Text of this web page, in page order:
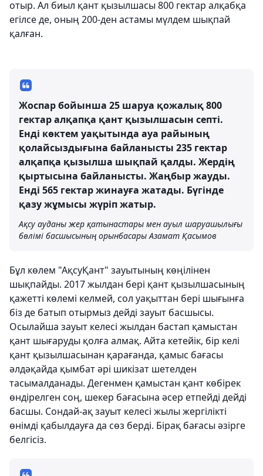
отыр. Ал биыл қант қызылшасы 800 гектар алқабқа
егілсе де, оның 200-ден астамы мүлдем шықпай
қалған.
Жоспар бойынша 25 шаруа қожалық 800
гектар алқапқа қант қызылшасын септі.
Енді көктем уақытында ауа райының
қолайсыздығына байланысты 235 гектар
алқапқа қызылша шықпай қалды. Жердің
қыртысына байланысты. Жаңбыр жауды.
Енді 565 гектар жинауға жатады. Бүгінде
қазу жұмысы жүріп жатыр.
Ақсу ауданы жер қатынастары мен ауыл шаруашылығы
бөлімі басшысының орынбасары Азамат Қасымов
Бұл көлем "АқсуҚант" зауытының көңілінен
шықпайды. 2017 жылдан бері қант қызылшасының
қажетті көлемі келмей, сол уақыттан бері шығынға
біз де батып отырмыз дейді зауыт басшысы.
Осылайша зауыт келесі жылдан бастап қамыстан
қант шығаруды қолға алмақ. Айта кетейік, бір келі
қант қызылшасынан қарағанда, қамыс бағасы
әлдәқайда қымбат әрі шикізат шетелден
тасымалданады. Дегенмен қамыстан қант көбірек
өндірелген соң, шекер бағасына әсер етпейді дейді
басшы. Сондай-ақ зауыт келесі жылы жергілікті
өнімді қабылдауға да сөз берді. Бірақ бағасы әзірге
белгісіз.